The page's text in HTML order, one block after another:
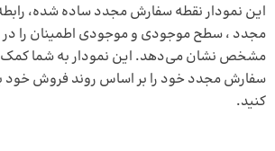
این نمودار نقطه سفارش مجدد ساده شده،
مجدد ، سطح موجودی و موجودی اطمینان را در
مشخص نشان می‌دهد. این نمودار به شما کمک
سفارش مجدد خود را بر اساس روند فروش
کنید.